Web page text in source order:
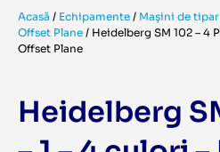
Acasă / Echipamente / Mașini de tipar
Offset Plane / Heidelberg SM 102 – 4
Offset Plane
Heidelberg